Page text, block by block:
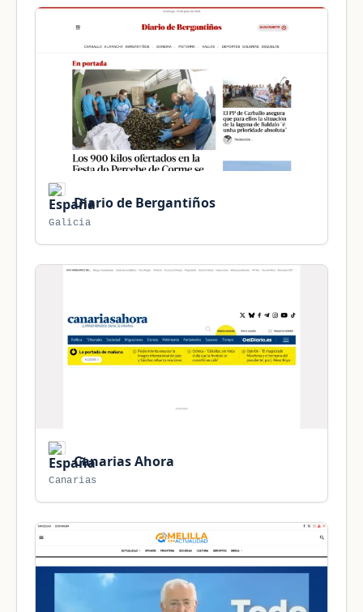
Diario de Bergantiños
Galicia
Canarias Ahora
Canarias